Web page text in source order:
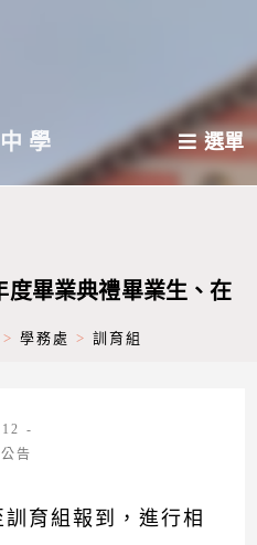
學 選單
度畢業典禮畢業生、在
> 學務處 > 訓育組
告
育組報到，進行相